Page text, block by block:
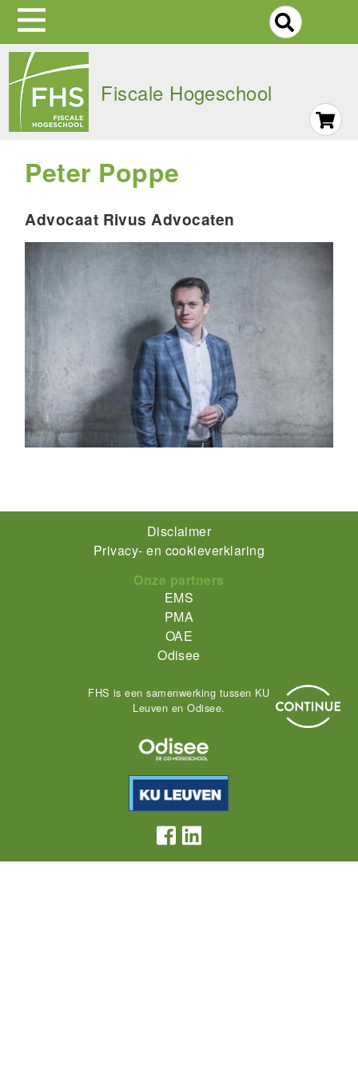
Skip
main
navigation
Fiscale Hogeschool
Peter Poppe
Advocaat Rivus Advocaten
Disclaimer
Privacy- en cookieverklaring
Onze partners
EMS
PMA
OAE
Odisee
FHS is een samenwerking tussen KU
Leuven en Odisee.